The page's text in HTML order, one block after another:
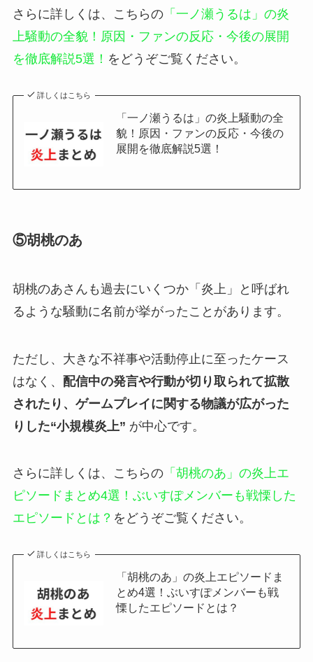
さらに詳しくは、こちらの「一ノ瀬うるは」の炎
上騒動の全貌！原因・ファンの反応・今後の展開
を徹底解説5選！ をどうぞご覧ください。
詳しくはこちら
「一ノ瀬うるは」の炎上騒動の全
貌！原因・ファンの反応・今後の
展開を徹底解説5選！
⑤胡桃のあ
胡桃のあさんも過去にいくつか「炎上」と呼ばれ
るような騒動に名前が挙がったことがあります。
ただし、大きな不祥事や活動停止に至ったケース
はなく、 配信中の発言や行動が切り取られて拡散
されたり、ゲームプレイに関する物議が広がった
りした“小規模炎上” が中心です。
さらに詳しくは、こちらの「胡桃のあ」の炎上エ
ピソードまとめ4選！ぶいすぽメンバーも戦慄した
エピソードとは？ をどうぞご覧ください。
詳しくはこちら
「胡桃のあ」の炎上エピソードま
とめ4選！ぶいすぽメンバーも戦
慄したエピソードとは？